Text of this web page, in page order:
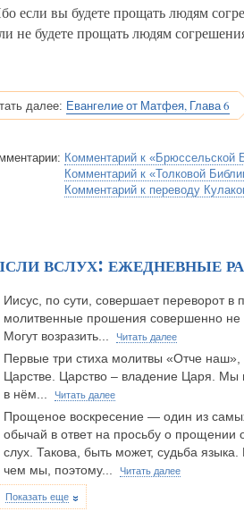
если вы будете прощать людям
не будете прощать людям
далее: Евангелие от Матфея, Глава 6
Комментарий к «Брюссельской
Комментарий к «Толковой
Комментарий к переводу
вслух: ежедневные
Иисус, по сути, совершает переворот
молитвенные прошения совершенно не
Могут возразить...
Читать далее
Первые три стиха молитвы «Отче
Царстве. Царство – владение Царя.
в нём...
Читать далее
Прощеное воскресение — один из
обычай в ответ на просьбу о прощении
слух. Такова, быть может, судьба
чем мы, поэтому...
Читать далее
Показать еще